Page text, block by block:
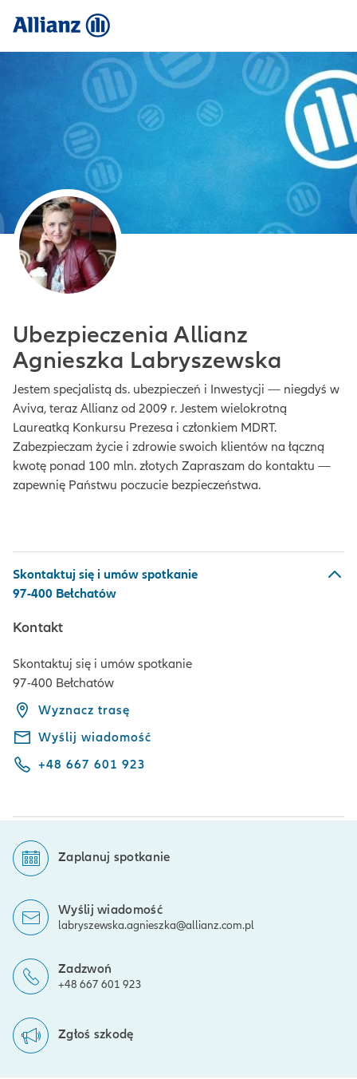
Ubezpieczenia Allianz
Agnieszka Labryszewska
Jestem specjalistą ds. ubezpieczeń i Inwestycji — niegdyś w
Aviva, teraz Allianz od 2009 r. Jestem wielokrotną
Laureatką Konkursu Prezesa i członkiem MDRT.
Zabezpieczam życie i zdrowie swoich klientów na łączną
kwotę ponad 100 mln. złotych Zapraszam do kontaktu —
zapewnię Państwu poczucie bezpieczeństwa.
Skontaktuj się i umów spotkanie
97-400 Bełchatów
Kontakt
Skontaktuj się i umów spotkanie
97-400 Bełchatów
Wyznacz trasę
Wyślij wiadomość
+48 667 601 923
Zaplanuj spotkanie
Wyślij wiadomość
labryszewska.agnieszka@allianz.com.pl
Zadzwoń
+48 667 601 923
Zgłoś szkodę